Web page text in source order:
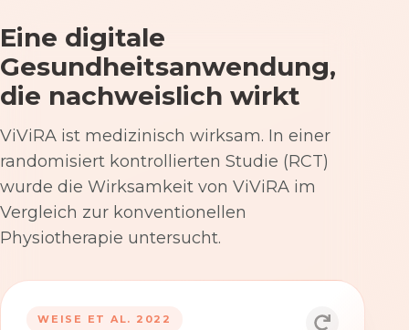
Eine digitale
Gesundheitsanwendung,
die nachweislich wirkt
ViViRA ist medizinisch wirksam. In einer
randomisiert kontrollierten Studie (RCT)
wurde die Wirksamkeit von ViViRA im
Vergleich zur konventionellen
Physiotherapie untersucht.
WEISE ET AL. 202253% nach 12 Wochen